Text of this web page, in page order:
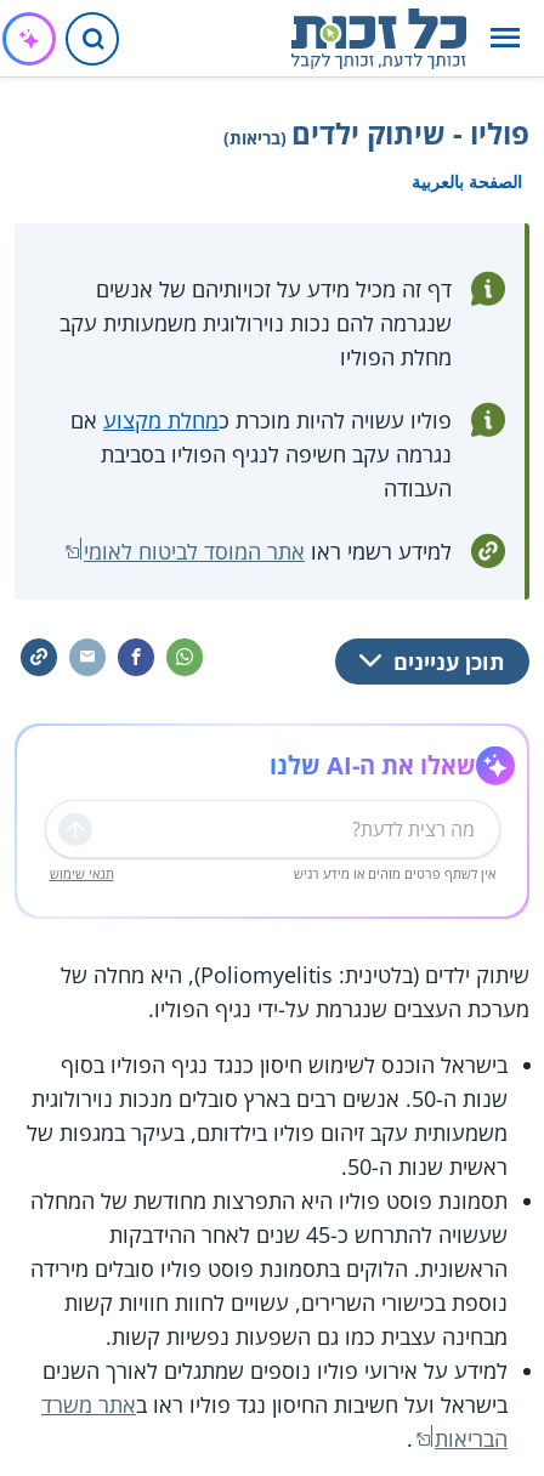
פוליו - שיתוק ילדים (בריאות)
الصفحة بالعربية
דף זה מכיל מידע על זכויותיהם של אנשים
שנגרמה להם נכות נוירולוגית משמעותית עקב
מחלת הפוליו
פוליו עשויה להיות מוכרת כמחלת מקצוע אם
נגרמה עקב חשיפה לנגיף הפוליו בסביבת
העבודה
למידע רשמי ראו אתר המוסד לביטוח לאומי
תוכן עניינים
שאלו את ה-AI שלנו
שליחה
אין לשתף פרטים מזהים או מידע רגיש תנאי שימוש
שיתוק ילדים (בלטינית: Poliomyelitis), היא מחלה של
מערכת העצבים שנגרמת על-ידי נגיף הפוליו.
בישראל הוכנס לשימוש חיסון כנגד נגיף הפוליו בסוף
שנות ה-50. אנשים רבים בארץ סובלים מנכות נוירולוגית
משמעותית עקב זיהום פוליו בילדותם, בעיקר במגפות של
ראשית שנות ה-50.
תסמונת פוסט פוליו היא התפרצות מחודשת של המחלה
שעשויה להתרחש כ-45 שנים לאחר ההידבקות
הראשונית. הלוקים בתסמונת פוסט פוליו סובלים מירידה
נוספת בכישורי השרירים, עשויים לחוות חוויות קשות
מבחינה עצבית כמו גם השפעות נפשיות קשות.
למידע על אירועי פוליו נוספים שמתגלים לאורך השנים
בישראל ועל חשיבות החיסון נגד פוליו ראו באתר משרד
הבריאות
.